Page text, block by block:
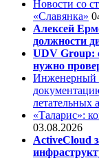
Новости со
«Славянка»
Алексей
должности
UDV Group:
нужно
Инженерный
летательных
«Таларис»:
03.08.2026
ActiveCloud